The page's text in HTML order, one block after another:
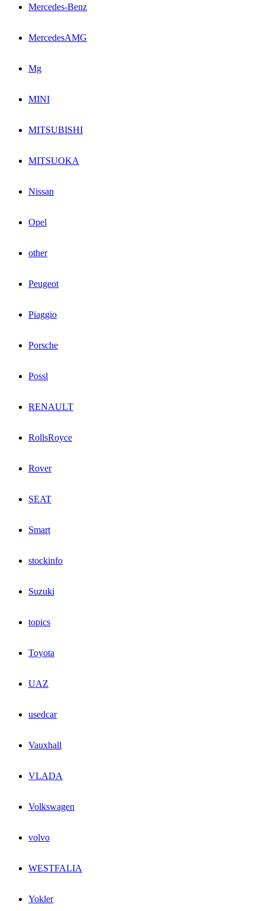
Mercedes-Benz
MercedesAMG
Mg
MINI
MITSUBISHI
MITSUOKA
Nissan
Opel
other
Peugeot
Piaggio
Porsche
Possl
RENAULT
RollsRoyce
Rover
SEAT
Smart
stockinfo
Suzuki
topics
Toyota
UAZ
usedcar
Vauxhall
VLADA
Volkswagen
volvo
WESTFALIA
Yokler